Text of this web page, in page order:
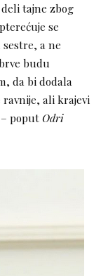
tajne zbog
se
a ne
budu
da bi dodala
ali krajevi
poputOdri